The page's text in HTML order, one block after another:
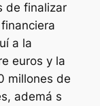
de finalizar
a la
euros y la
millones de
ademá s